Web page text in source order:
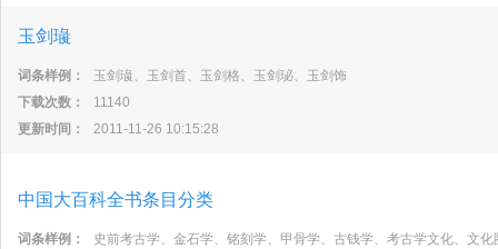
玉剑璏
词条样例：
玉剑璏、玉剑首、玉剑格、玉剑珌、玉剑饰
下载次数：
11140
更新时间：
2011-11-26 10:15:28
中国大百科全书条目分类
词条样例：
史前考古学、金石学、铭刻学、甲骨学、古钱学、考古学文化、文